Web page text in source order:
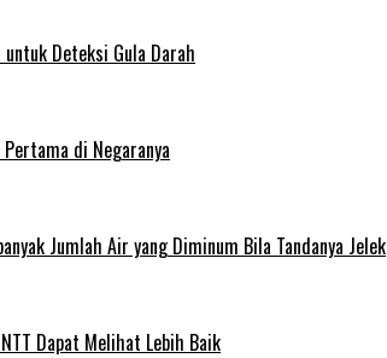
untuk Deteksi Gula Darah
di Negaranya
Jumlah Air yang Diminum Bila Tandanya Jelek
Dapat Melihat Lebih Baik